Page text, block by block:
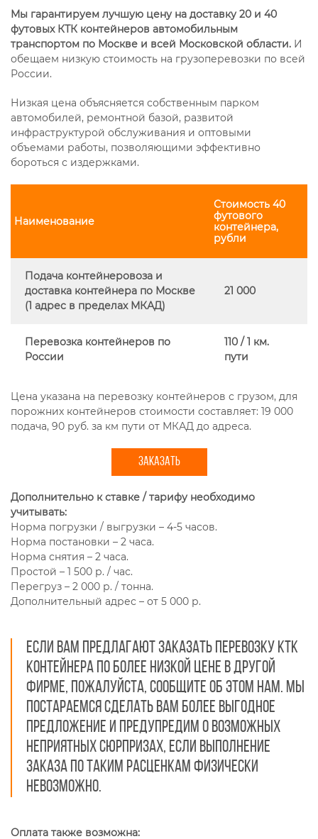
Мы гарантируем лучшую цену на доставку 20 и 40
футовых КТК контейнеров автомобильным
транспортом по Москве и всей Московской области. И
обещаем низкую стоимость на грузоперевозки по всей
России.
Низкая цена объясняется собственным парком
автомобилей, ремонтной базой, развитой
инфраструктурой обслуживания и оптовыми
объемами работы, позволяющими эффективно
бороться с издержками.
Наименование
Стоимость 40
футового
контейнера,
рубли
Подача контейнеровоза и
доставка контейнера по Москве
(1 адрес в пределах МКАД)
21 000
Перевозка контейнеров по
России
110 / 1 км.
пути
Цена указана на перевозку контейнеров с грузом, для
порожних контейнеров стоимости составляет: 19 000
подача, 90 руб. за км пути от МКАД до адреса.
ЗАКАЗАТЬ
Дополнительно к ставке / тарифу необходимо
учитывать:
Норма погрузки / выгрузки – 4-5 часов.
Норма постановки – 2 часа.
Норма снятия – 2 часа.
Простой – 1 500 р. / час.
Перегруз – 2 000 р. / тонна.
Дополнительный адрес – от 5 000 р.
Если вам предлагают заказать перевозку КТК
контейнера по более низкой цене в другой
фирме, пожалуйста, сообщите об этом нам. Мы
постараемся сделать вам более выгодное
предложение и предупредим о возможных
неприятных сюрпризах, если выполнение
заказа по таким расценкам физически
невозможно.
Оплата также возможна: